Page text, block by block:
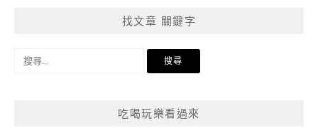
找文章 關鍵字
搜
吃喝玩樂看過來